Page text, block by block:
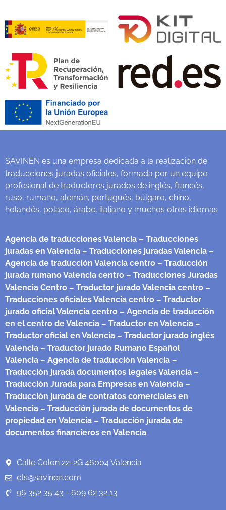
SAVINEN es una empresa dedicada a la realización de
traducciones juradas oficiales, formada por un equipo
profesional de traductores jurados de inglés, francés,
ruso, rumano, alemán, portugués, búlgaro, chino,
holandés, polaco, árabe, italiano y muchos otros idiomas
Agencia de traducciones Valencia – Traducciones
juradas en Valencia – Traducciones juradas Valencia –
Agencia de traducción Valencia centro – Traducción
jurada rumano Valencia centro – Traducciones Juradas
Valencia Centro – Traductor jurado Valencia centro –
Traducciones oficiales Valencia centro – Traductor
jurado oficial Valencia centro – Agencia de traducción
en el centro de Valencia – Traductor en Valencia –
Traductor oficial en Valencia – Traductor jurado inglés
Valencia – Traductor jurado Rumano Español
Valencia – Agencia de traducción Valencia –
Traducción jurada documentos legales Valencia –
Traducción Jurada para Empresas en Valencia –
Traducción jurada de contratos comerciales en
Valencia – Traducción jurada de documentos de
propiedad en Valencia – Traducción jurada de
documentos financieros en Valencia
Calle Colon 22-2G 46004 Valencia
cts@savinen.com
96 352 35 43 - 609 62 32 13